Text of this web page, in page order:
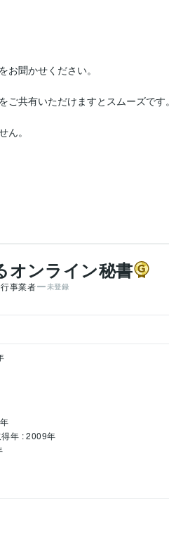
聞かせください。
共有いただけますとスムーズです。
ん。
オンライン秘書
事業者 未登録
年 : 2009年